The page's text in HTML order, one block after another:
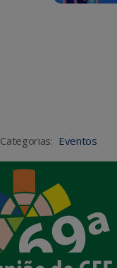
Categorias: Eventos